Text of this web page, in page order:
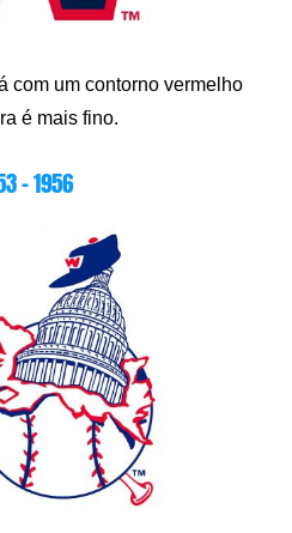
com um contorno vermelho
é mais fino.
– 1956